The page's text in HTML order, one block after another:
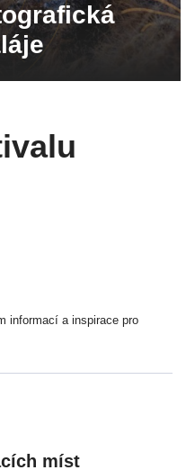
informací a inspirace pro
míst